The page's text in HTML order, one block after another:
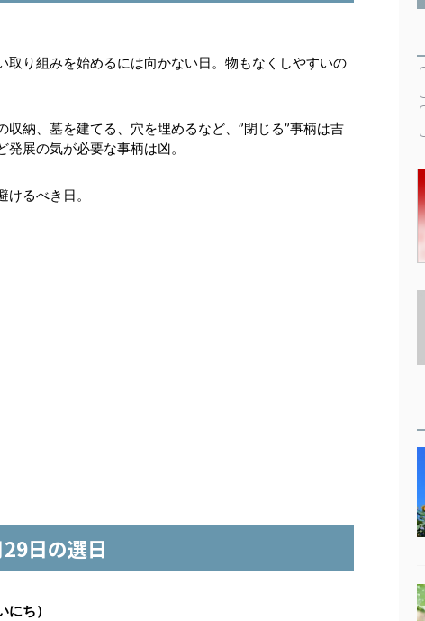
取り組みを始めるには向かない日。物もなくしやすいの
納、墓を建てる、穴を埋めるなど、”閉じる”事柄は吉
展の気が必要な事柄は凶。
るべき日。
日の選日
ち）